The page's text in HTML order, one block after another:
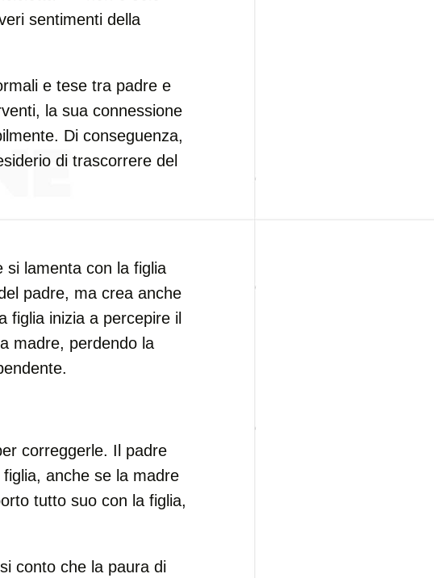
sentimenti della
e tese tra padre e
la sua connessione
Di conseguenza,
di trascorrere del
si lamenta con la figlia
padre, ma crea anche
figlia inizia a percepire il
madre, perdendo la
correggerle. Il padre
anche se la madre
tutto suo con la figlia,
conto che la paura di